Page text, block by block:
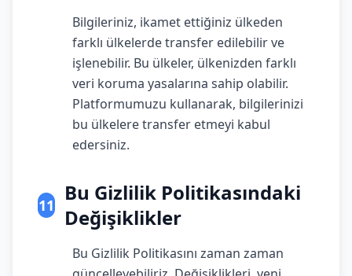
Bilgileriniz, ikamet ettiğiniz ülkeden
farklı ülkelerde transfer edilebilir ve
işlenebilir. Bu ülkeler, ülkenizden farklı
veri koruma yasalarına sahip olabilir.
Platformumuzu kullanarak, bilgilerinizi
bu ülkelere transfer etmeyi kabul
edersiniz.
11
Bu Gizlilik Politikasındaki
Değişiklikler
Bu Gizlilik Politikasını zaman zaman